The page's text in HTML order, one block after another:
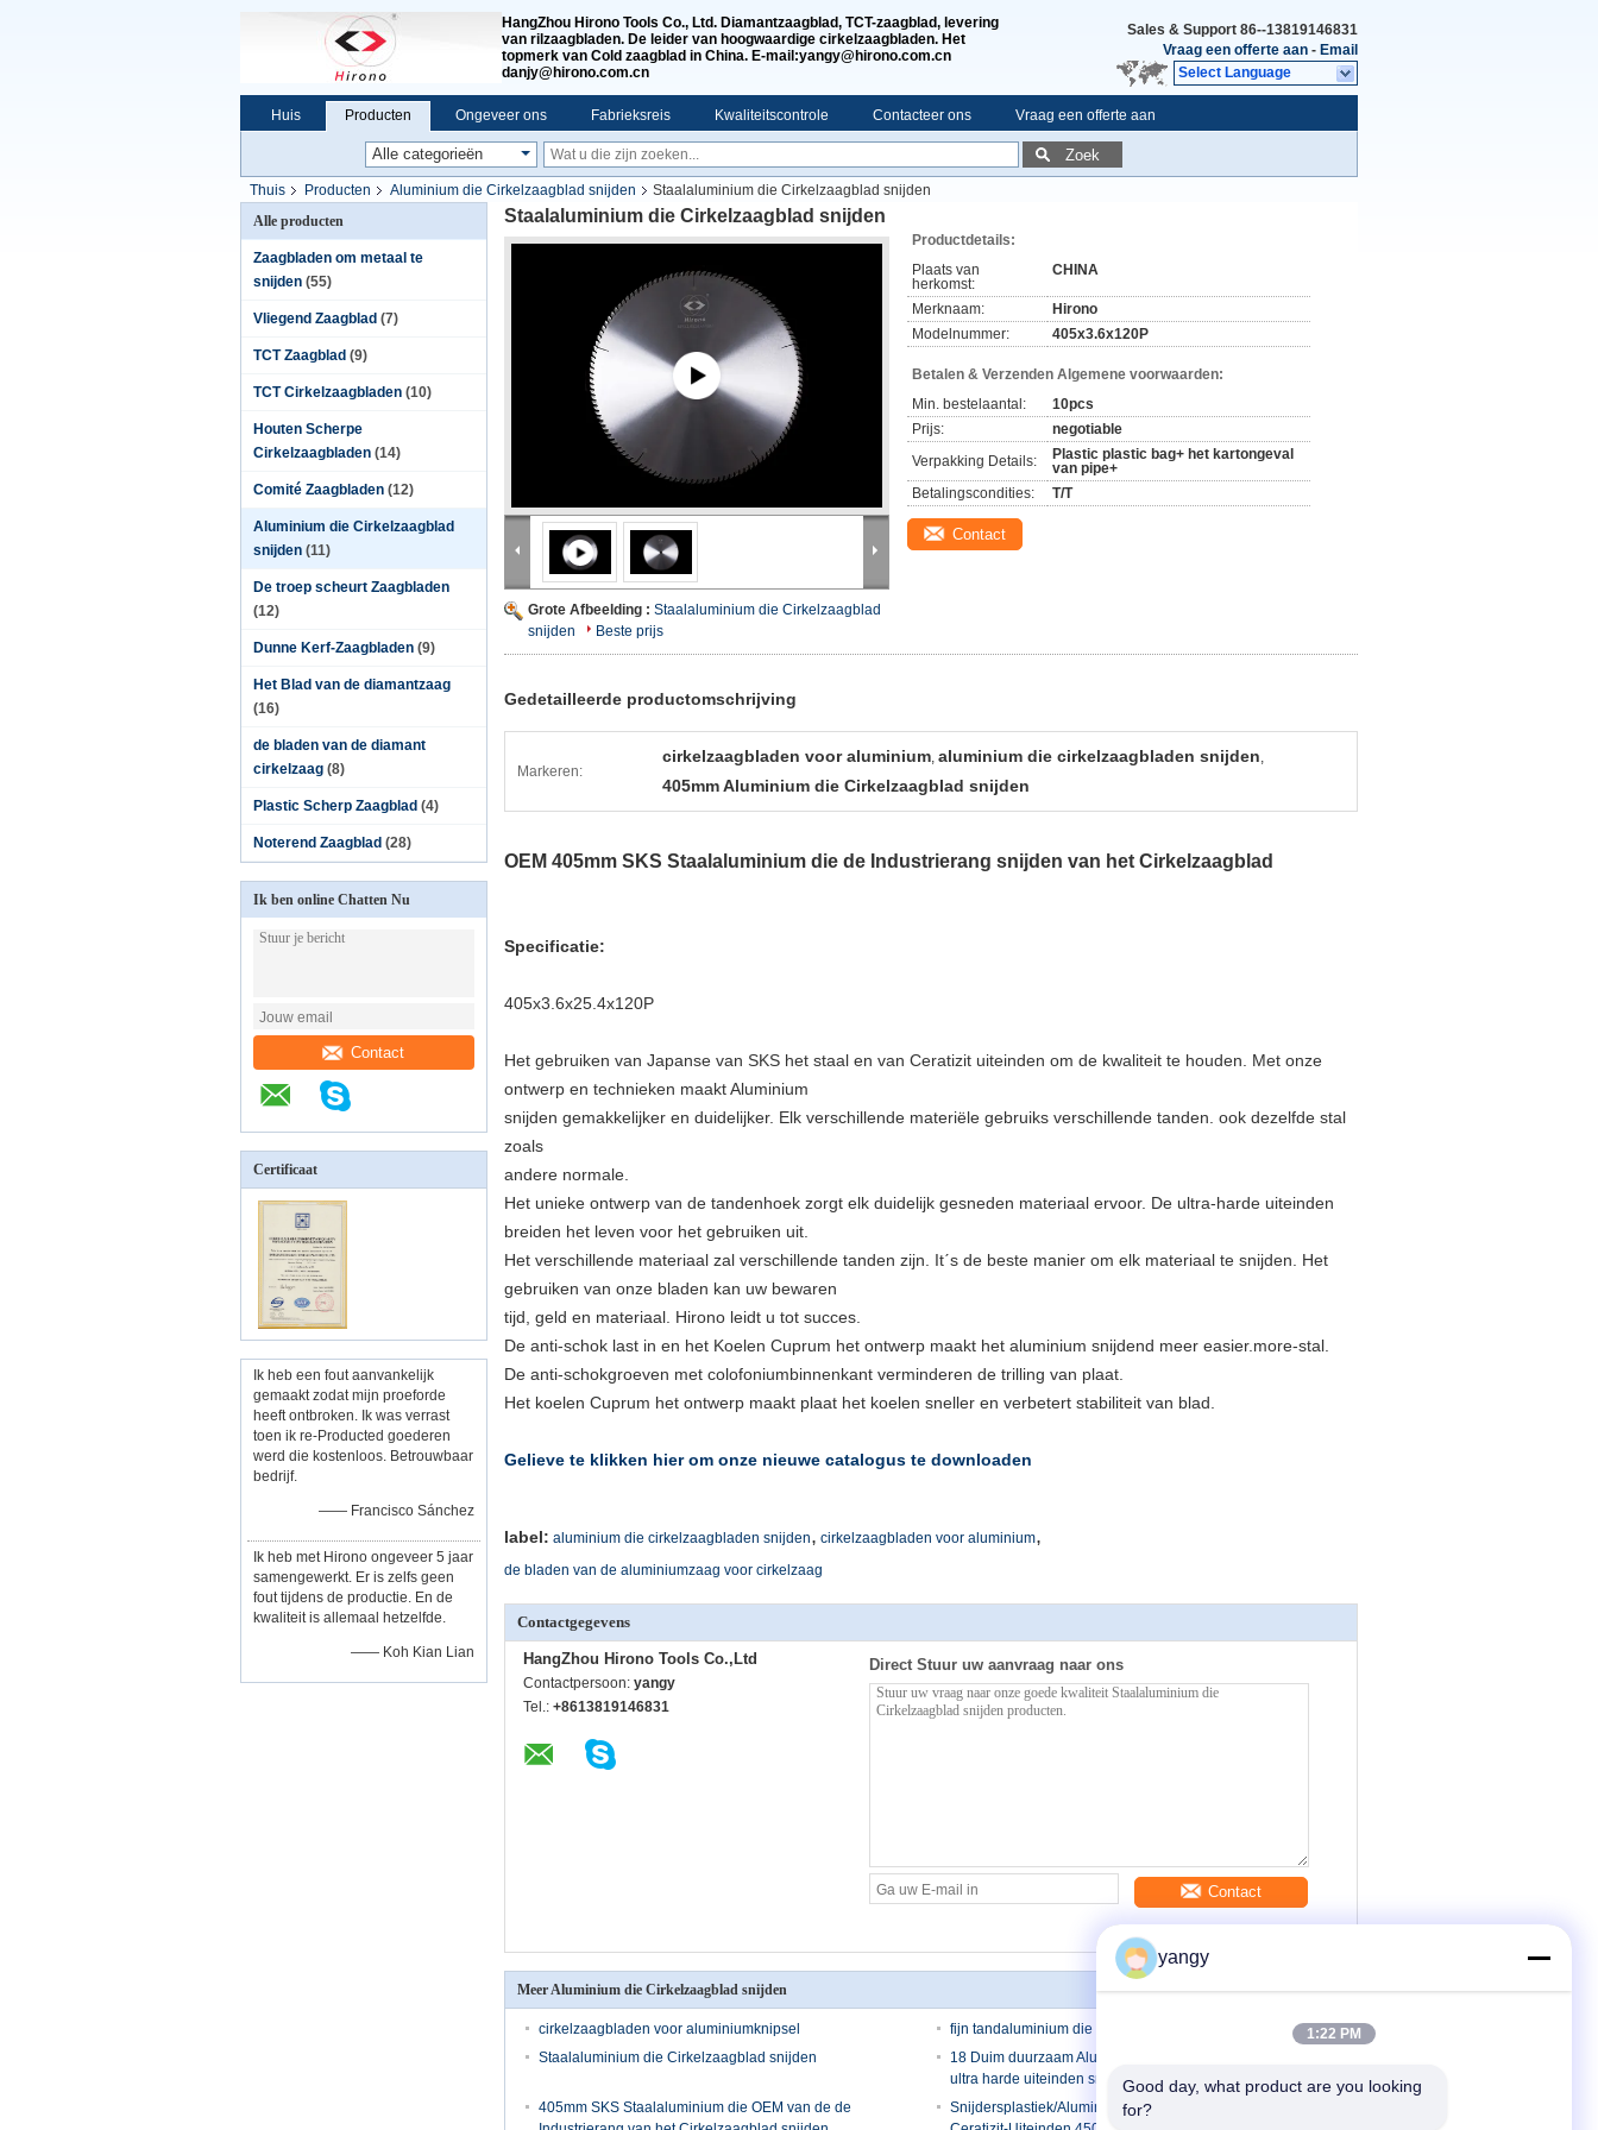
HangZhou Hirono Tools Co., Ltd. Diamantzaagblad, TCT-zaagblad, levering
van rilzaagbladen. De leider van hoogwaardige cirkelzaagbladen. Het
topmerk van Cold zaagblad in China. E-mail:yangy@hirono.com.cn
danjy@hirono.com.cn
Sales & Support 86--13819146831
Vraag een offerte aan - Email
Select Language
Huis Producten Ongeveer ons Fabrieksreis Kwaliteitscontrole Contacteer ons Vraag een offerte aan
Zoek
Thuis Producten Aluminium die Cirkelzaagblad snijden
Staalaluminium die Cirkelzaagblad snijden
Alle producten
Zaagbladen om metaal te
snijden (55)
Vliegend Zaagblad (7)
TCT Zaagblad (9)
TCT Cirkelzaagbladen (10)
Houten Scherpe
Cirkelzaagbladen (14)
Comité Zaagbladen (12)
Aluminium die Cirkelzaagblad
snijden (11)
De troep scheurt Zaagbladen
(12)
Dunne Kerf-Zaagbladen (9)
Het Blad van de diamantzaag
(16)
de bladen van de diamant
cirkelzaag (8)
Plastic Scherp Zaagblad (4)
Noterend Zaagblad (28)
Ik ben online Chatten Nu
Contact
Certificaat
Ik heb een fout aanvankelijk
gemaakt zodat mijn proeforde
heeft ontbroken. Ik was verrast
toen ik re-Producted goederen
werd die kostenloos. Betrouwbaar
bedrijf.
—— Francisco Sánchez
Ik heb met Hirono ongeveer 5 jaar
samengewerkt. Er is zelfs geen
fout tijdens de productie. En de
kwaliteit is allemaal hetzelfde.
—— Koh Kian Lian
Staalaluminium die Cirkelzaagblad snijden
Grote Afbeelding : Staalaluminium die Cirkelzaagblad
snijden
Beste prijs
Productdetails:
Plaats van
herkomst:
CHINA
Merknaam:
Hirono
Modelnummer:
405x3.6x120P
Betalen & Verzenden Algemene voorwaarden:
Min. bestelaantal:
10pcs
Prijs:
negotiable
Verpakking Details:
Plastic plastic bag+ het kartongeval
van pipe+
Betalingscondities:
T/T
Contact
Gedetailleerde productomschrijving
Markeren:
cirkelzaagbladen voor aluminium, aluminium die cirkelzaagbladen snijden,
405mm Aluminium die Cirkelzaagblad snijden
OEM 405mm SKS Staalaluminium die de Industrierang snijden van het Cirkelzaagblad
Specificatie:
405x3.6x25.4x120P
Het gebruiken van Japanse van SKS het staal en van Ceratizit uiteinden om de kwaliteit te houden. Met onze
ontwerp en technieken maakt Aluminium
snijden gemakkelijker en duidelijker. Elk verschillende materiële gebruiks verschillende tanden. ook dezelfde stal
zoals
andere normale.
Het unieke ontwerp van de tandenhoek zorgt elk duidelijk gesneden materiaal ervoor. De ultra-harde uiteinden
breiden het leven voor het gebruiken uit.
Het verschillende materiaal zal verschillende tanden zijn. Itˊs de beste manier om elk materiaal te snijden. Het
gebruiken van onze bladen kan uw bewaren
tijd, geld en materiaal. Hirono leidt u tot succes.
De anti-schok last in en het Koelen Cuprum het ontwerp maakt het aluminium snijdend meer easier.more-stal.
De anti-schokgroeven met colofoniumbinnenkant verminderen de trilling van plaat.
Het koelen Cuprum het ontwerp maakt plaat het koelen sneller en verbetert stabiliteit van blad.
Gelieve te klikken hier om onze nieuwe catalogus te downloaden
label: aluminium die cirkelzaagbladen snijden, cirkelzaagbladen voor aluminium,
de bladen van de aluminiumzaag voor cirkelzaag
Contactgegevens
HangZhou Hirono Tools Co.,Ltd
Contactpersoon: yangy
Tel.: +8613819146831
Direct Stuur uw aanvraag naar ons
Contact
Meer Aluminium die Cirkelzaagblad snijden
cirkelzaagbladen voor aluminiumknipsel
fijn tandaluminium die Cirkelzaagblad snijden
Staalaluminium die Cirkelzaagblad snijden
18 Duim duurzaam Aluminium die Cirkelzaagblad met
ultra harde uiteinden snijden
405mm SKS Staalaluminium die OEM van de de
Snijdersplastiek/Aluminium die Cirkelzaagblad met
yangy
1:22 PM
Good day, what product are you looking
for?